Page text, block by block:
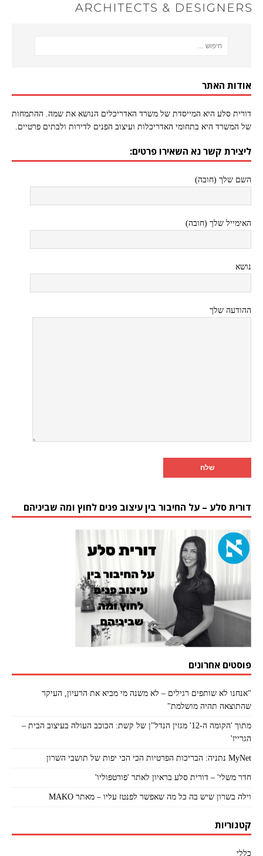
אודות האתר
דורית סלע היא המייסדת של משרד האדריכלים הנושא את שמה. ההתמחות
של המשרד היא בתחומי האדריכלות ועיצוב הפנים לדירות ולבתים פרטיים.
ליצירת קשר נא השאירו פרטים:
השם שלך (חובה)
האימייל שלך (חובה)
נושא
ההודעה שלך
דורית סלע – על החיבור בין עיצוב פנים לחוץ ומה שביניהם
פוסטים אחרונים
"אנחנו לא שותפים רגילים – לא משנה מי מביא את הרעיון, העיקר
שהתוצאה תהיה מושלמת"
מתוך 'הקומה ה-12' מגזין הנדל"ן של קשת: הכוכב העולה בעיצוב הבית –
הגרייז'
MyNet נתניה: הבריכות הפרטיות הכי הכי יפות של תושבי השרון
חדר משלי' – דורית סלע בראיון לאתר 'פורטפוליו'
וילה בשרון שיש בה כל מה שאפשר לפנטז עליו – מאתר MAKO
קטגוריות
כללי